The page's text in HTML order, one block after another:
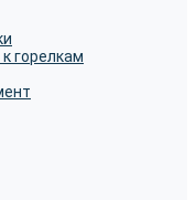
горелкам